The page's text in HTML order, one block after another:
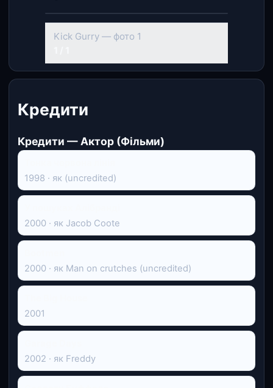
Kick Gurry — фото 1
Кредити
Кредити — Актор (Фільми)
1998 · як (uncredited)
2000 · як Jacob Coote
2000 · як Man on crutches (uncredited)
2001
2002 · як Freddy